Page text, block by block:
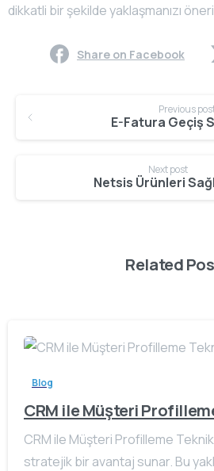
dikkatli bir şekilde yaklaşmanızı
Share on Facebook
Reading
Previous
E-Fatura Geçiş
Next post
Netsis Ürünleri
Related
Blog
CRM ile Müşteri
CRM ile Müşteri Profilleme
stratejik bir avantaj sunar. Bu